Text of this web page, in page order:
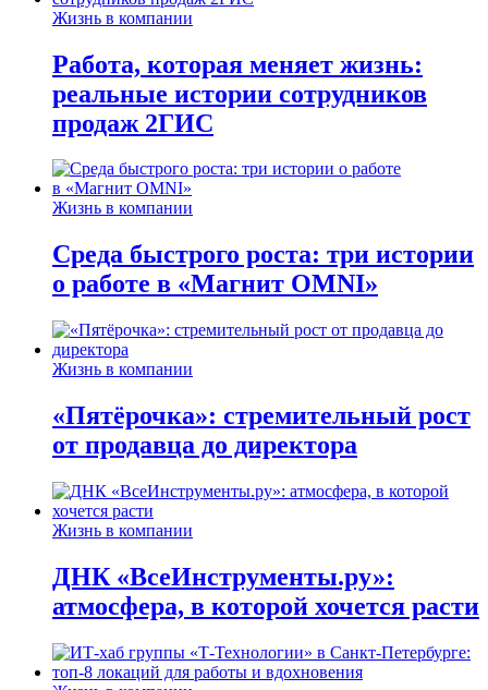
Жизнь в компании
Работа, которая меняет жизнь:
реальные истории сотрудников
продаж 2ГИС
Жизнь в компании
Среда быстрого роста: три истории
о работе в «Магнит OMNI»
Жизнь в компании
«Пятёрочка»: стремительный рост
от продавца до директора
Жизнь в компании
ДНК «ВсеИнструменты.ру»:
атмосфера, в которой хочется расти